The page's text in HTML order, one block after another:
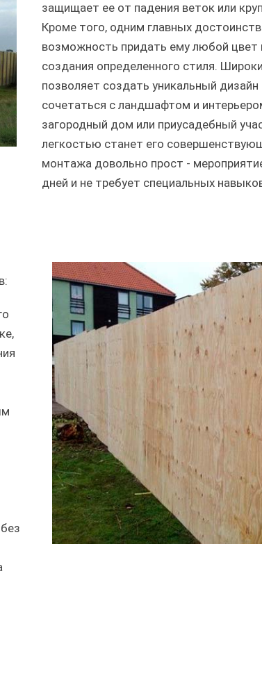
защищает ее от падения веток или
Кроме того, одним главных
возможность придать ему любой цвет
создания определенного стиля.
позволяет создать уникальный
сочетаться с ландшафтом и
загородный дом или приусадебный
легкостью станет его
монтажа довольно прост -
дней и не требует специальных